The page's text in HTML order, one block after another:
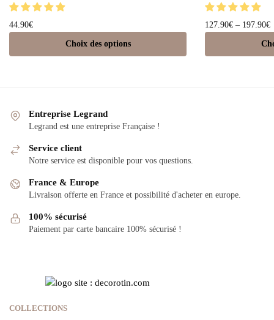
44.90€
Choix des options
127.90€ – 197.90€
Entreprise Legrand
Legrand est une entreprise Française !
Service client
Notre service est disponible pour vos questions.
France & Europe
Livraison offerte en France et possibilité d'acheter en europe.
100% sécurisé
Paiement par carte bancaire 100% sécurisé !
COLLECTIONS